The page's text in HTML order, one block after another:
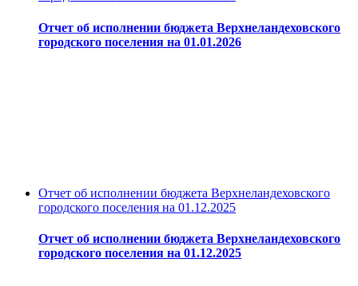
Отчет об исполнении бюджета Верхнеландеховского
городского поселения на 01.01.2026
Отчет об исполнении бюджета Верхнеландеховского
городского поселения на 01.12.2025
Отчет об исполнении бюджета Верхнеландеховского
городского поселения на 01.12.2025